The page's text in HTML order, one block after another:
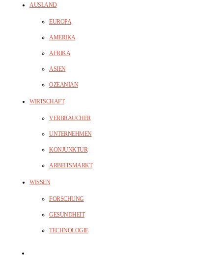
AUSLAND
EUROPA
AMERIKA
AFRIKA
ASIEN
OZEANIAN
WIRTSCHAFT
VERBRAUCHER
UNTERNEHMEN
KONJUNKTUR
ARBEITSMARKT
WISSEN
FORSCHUNG
GESUNDHEIT
TECHNOLOGIE